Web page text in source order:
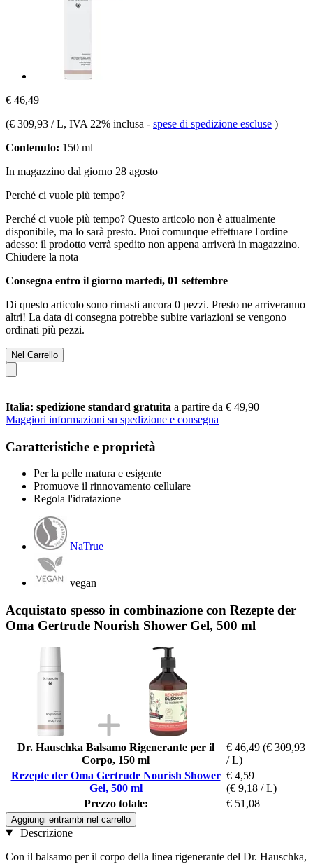
€ 46,49
(€ 309,93 / L, IVA 22% inclusa - spese di spedizione escluse )
Contenuto: 150 ml
In magazzino dal giorno 28 agosto
Perché ci vuole più tempo?
Perché ci vuole più tempo? Questo articolo non è attualmente
disponibile, ma lo sarà presto. Puoi comunque effettuare l'ordine
adesso: il prodotto verrà spedito non appena arriverà in magazzino.
Chiudere la nota
Consegna entro il giorno martedì, 01 settembre
Di questo articolo sono rimasti ancora 0 pezzi. Presto ne arriveranno
altri! La data di consegna potrebbe subire variazioni se vengono
ordinati più pezzi.
Nel Carrello
Italia: spedizione standard gratuita a partire da € 49,90
Maggiori informazioni su spedizione e consegna
Caratteristiche e proprietà
Per la pelle matura e esigente
Promuove il rinnovamento cellulare
Regola l'idratazione
NaTrue
vegan
Acquistato spesso in combinazione con Rezepte der
Oma Gertrude Nourish Shower Gel, 500 ml
Dr. Hauschka Balsamo Rigenerante per il
Corpo, 150 ml
€ 46,49 (€ 309,93
/ L)
Rezepte der Oma Gertrude Nourish Shower
Gel, 500 ml
€ 4,59
(€ 9,18 / L)
Prezzo totale:
€ 51,08
Aggiungi entrambi nel carrello
Descrizione
Con il balsamo per il corpo della linea rigenerante del Dr. Hauschka,